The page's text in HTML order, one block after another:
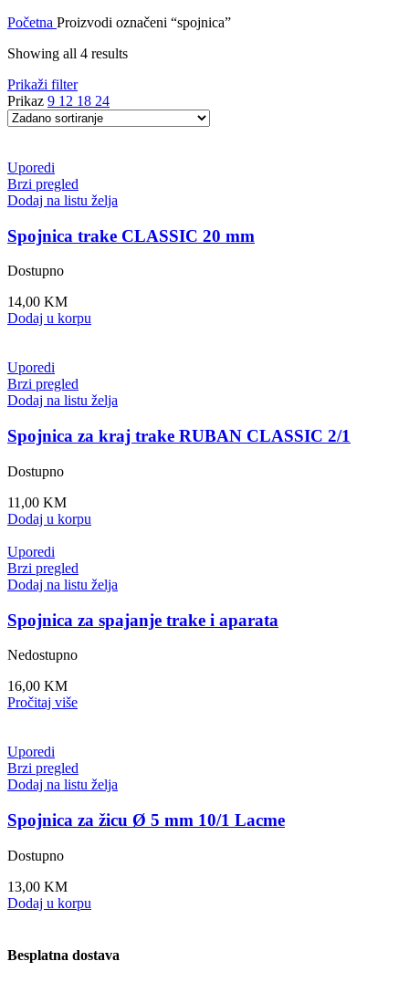
Početna Proizvodi označeni “spojnica”
Showing all 4 results
Prikaži filter
Prikaz 9 12 18 24
Uporedi
Brzi pregled
Dodaj na listu želja
Spojnica trake CLASSIC 20 mm
Dostupno
14,00 KM
Dodaj u korpu
Uporedi
Brzi pregled
Dodaj na listu želja
Spojnica za kraj trake RUBAN CLASSIC 2/1
Dostupno
11,00 KM
Dodaj u korpu
Uporedi
Brzi pregled
Dodaj na listu želja
Spojnica za spajanje trake i aparata
Nedostupno
16,00 KM
Pročitaj više
Uporedi
Brzi pregled
Dodaj na listu želja
Spojnica za žicu Ø 5 mm 10/1 Lacme
Dostupno
13,00 KM
Dodaj u korpu
Besplatna dostava